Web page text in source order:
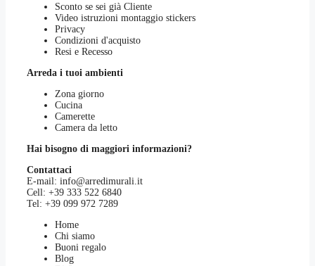
Sconto se sei già Cliente
Video istruzioni montaggio stickers
Privacy
Condizioni d'acquisto
Resi e Recesso
Arreda i tuoi ambienti
Zona giorno
Cucina
Camerette
Camera da letto
Hai bisogno di maggiori informazioni?
Contattaci
E-mail: info@arredimurali.it
Cell: +39 333 522 6840
Tel: +39 099 972 7289
Home
Chi siamo
Buoni regalo
Blog